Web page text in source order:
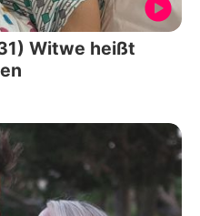
Witwe heißt